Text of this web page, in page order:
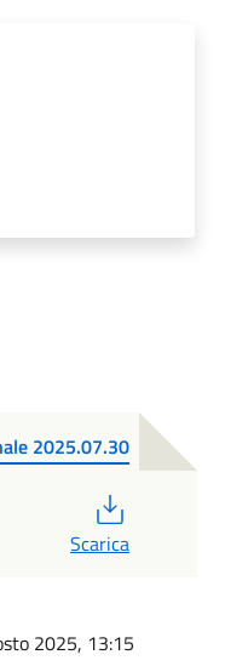
2025.07.30
Scarica
2025, 13:15